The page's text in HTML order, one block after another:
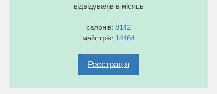
відвідувачів в місяць
салонів: 8142
майстрів: 14464
Реєстрація